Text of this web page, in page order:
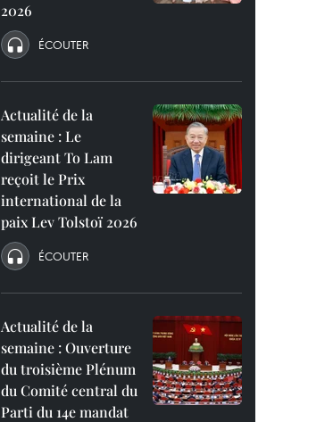
2026
ÉCOUTER
Actualité de la
semaine : Le
dirigeant To Lam
reçoit le Prix
international de la
paix Lev Tolstoï 2026
ÉCOUTER
Actualité de la
semaine : Ouverture
du troisième Plénum
du Comité central du
Parti du 14e mandat